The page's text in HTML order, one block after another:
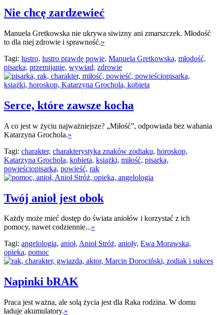
Nie chcę zardzewieć
Manuela Gretkowska nie ukrywa siwizny ani zmarszczek. Młodość
to dla niej zdrowie i sprawność.»
Tagi: lustro, lustro prawdę powie, Manuela Gretkowska, młodość,
pisarka, przemijanie, wywiad, zdrowie
Serce, które zawsze kocha
A co jest w życiu najważniejsze? „Miłość”, odpowiada bez wahania
Katarzyna Grochola.»
Tagi: charakter, charakterystyka znaków zodiaku, horoskop,
Katarzyna Grochola, kobieta, książki, miłość, pisarka,
powieściopisarka, powieść, rak
Twój anioł jest obok
Każdy może mieć dostęp do świata aniołów i korzystać z ich
pomocy, nawet codziennie...»
Tagi: angelologia, anioł, Anioł Stróż, anioły, Ewa Morawska,
opieka, pomoc
Napinki bRAK
Praca jest ważna, ale solą życia jest dla Raka rodzina. W domu
ładuje akumulatory.»